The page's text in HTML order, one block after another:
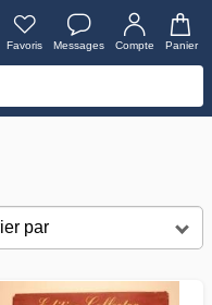
Favoris Messages Compte Panier